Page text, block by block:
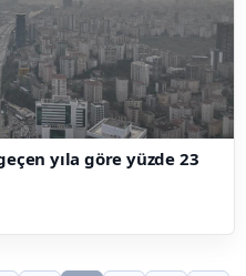
yıla göre yüzde 23